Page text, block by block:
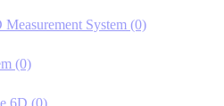
System (0)
(0)
6D (0)